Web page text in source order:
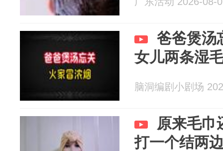
爸爸煲汤
女儿两条湿
脑洞编剧小剧场
原来毛巾
打一个结两